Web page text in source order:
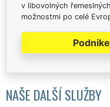
v libovolných
možnostmi po celé
NAŠE DALŠÍ SLUŽBY